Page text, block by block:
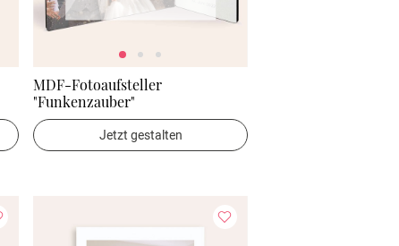
MDF-Fotoaufsteller
"Funkenzauber"
Jetzt gestalten